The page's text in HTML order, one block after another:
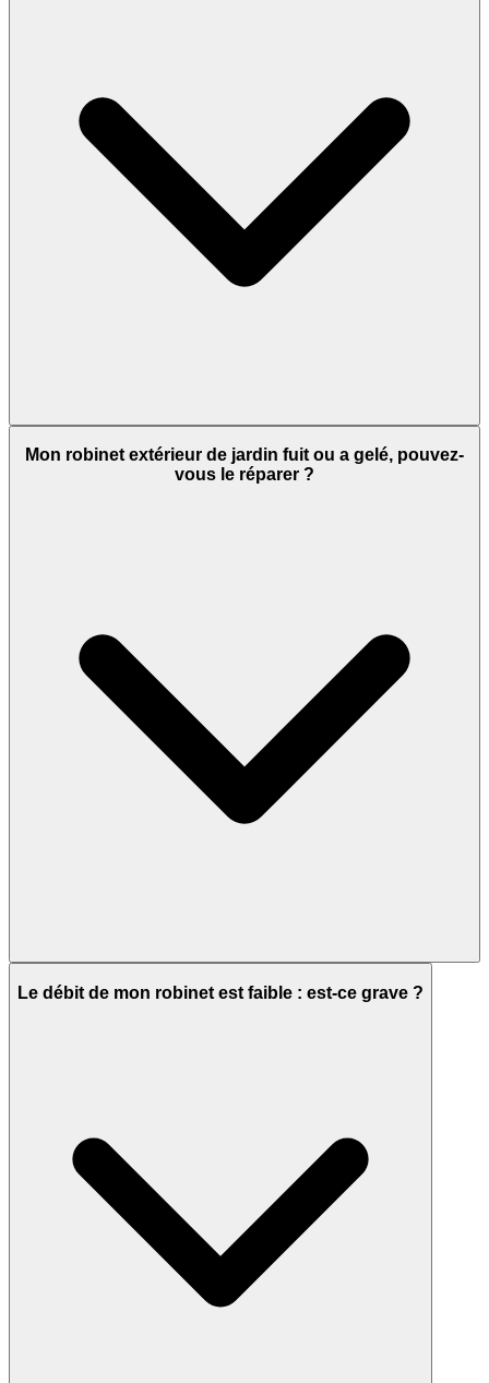
Mon robinet extérieur de jardin fuit ou a gelé, pouvez-
vous le réparer ?
Le débit de mon robinet est faible : est-ce grave ?